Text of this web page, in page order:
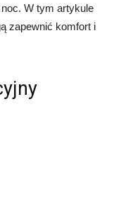
W tym artykule
zapewnić komfort i